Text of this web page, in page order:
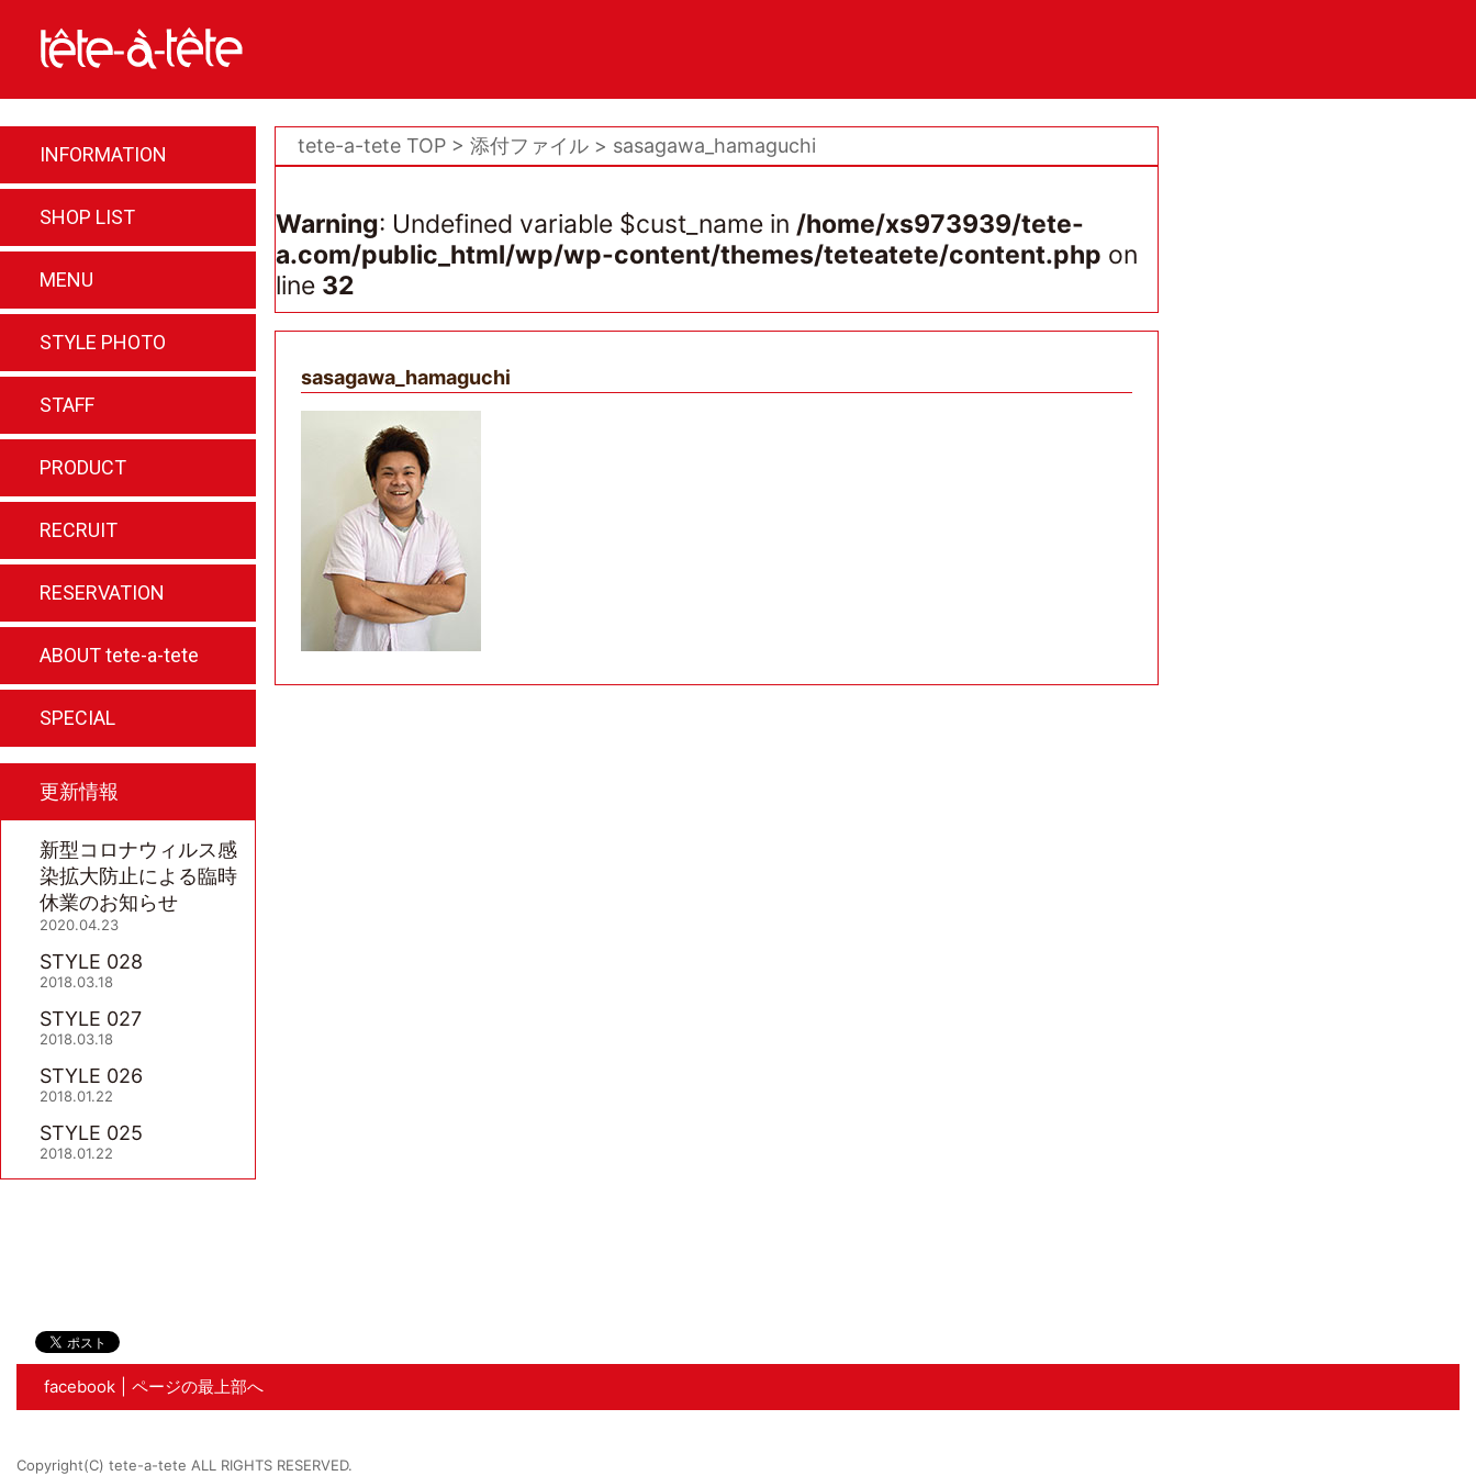
tete-a-tete TOP 添付ファイル sasagawa_hamaguchi
Warning: Undefined variable $cust_name in /home/xs973939/tete-
a.com/public_html/wp/wp-content/themes/teteatete/content.php on
line 32
sasagawa_hamaguchi
インフォメーション
INFORMATION
店舗情報
SHOP LIST
メニュー
MENU
スタイル写真
STYLE PHOTO
スタッフ紹介
STAFF
商品紹介
PRODUCT
求人情報
RECRUIT
ご予約はこちらから
RESERVATION
私たちのこだわり
ABOUT tete-a-tete
ホームページ特典
SPECIAL
更新情報
新型コロナウィルス感
染拡大防止による臨時
休業のお知らせ
2020.04.23
STYLE 028
2018.03.18
STYLE 027
2018.03.18
STYLE 026
2018.01.22
STYLE 025
2018.01.22
facebook ページの最上部へ
Copyright(C) tete-a-tete ALL RIGHTS RESERVED.